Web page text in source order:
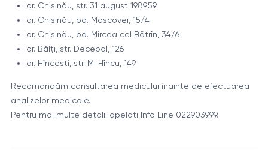
or. Chișinău, str. 31 august 1989,59
or. Chișinău, bd. Moscovei, 15/4
or. Chișinău, bd. Mircea cel Bătrîn, 34/6
or. Bălți, str. Decebal, 126
or. Hînceşti, str. M. Hîncu, 149
Recomandăm consultarea medicului înainte de efectuarea
analizelor medicale.
Pentru mai multe detalii apelați Info Line 022903999.